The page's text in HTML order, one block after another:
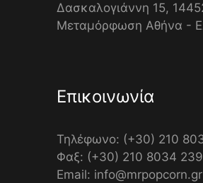
Δασκαλογιάννη 15,
Μεταμόρφωση Αθήνα -
Επικοινωνία
Τηλέφωνο: (+30) 210
Φαξ: (+30) 210 8034 239
Email: info@mrpopcorn.gr